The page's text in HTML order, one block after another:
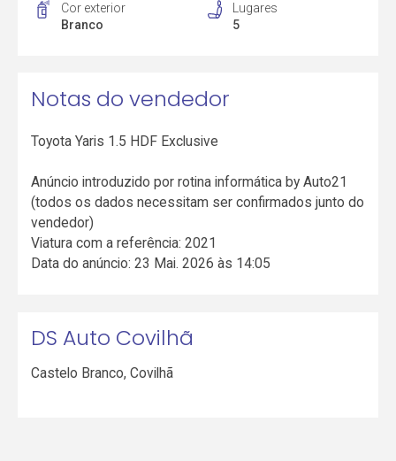
Cor exterior
Branco
Lugares
5
Notas do vendedor
Toyota Yaris 1.5 HDF Exclusive
Anúncio introduzido por rotina informática by Auto21
(todos os dados necessitam ser confirmados junto do
vendedor)
Viatura com a referência: 2021
Data do anúncio: 23 Mai. 2026 às 14:05
DS Auto Covilhã
Castelo Branco,Covilhã